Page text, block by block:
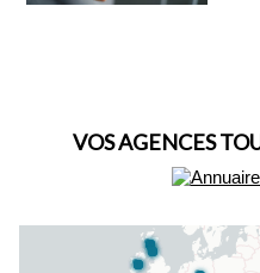
VOS AGENCES